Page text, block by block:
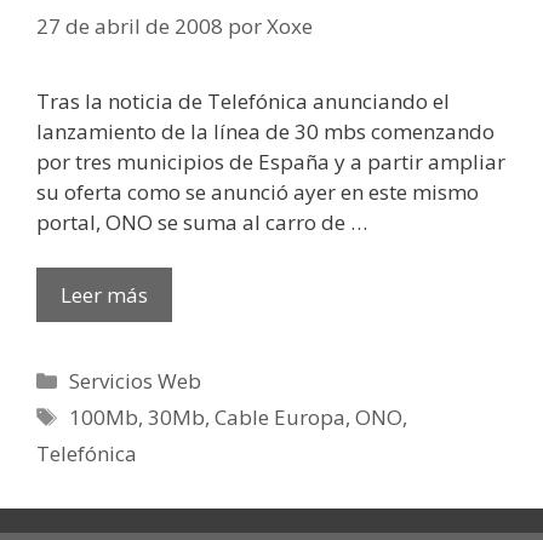
27 de abril de 2008 porXoxe
Tras la noticia de Telefónica anunciando el
lanzamiento de la línea de 30 mbs comenzando
por tres municipios de España y a partir ampliar
su oferta como se anunció ayer en este mismo
portal, ONO se suma al carro de …
Leer más
Categorías
Servicios Web
Etiquetas
100Mb,30Mb,Cable Europa,ONO,
Telefónica